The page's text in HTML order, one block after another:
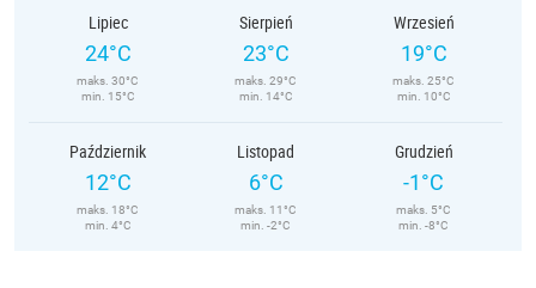
Lipiec
24°C
maks. 30°C
min. 15°C
Sierpień
23°C
maks. 29°C
min. 14°C
Wrzesień
19°C
maks. 25°C
min. 10°C
Październik
12°C
maks. 18°C
min. 4°C
Listopad
6°C
maks. 11°C
min. -2°C
Grudzień
-1°C
maks. 5°C
min. -8°C